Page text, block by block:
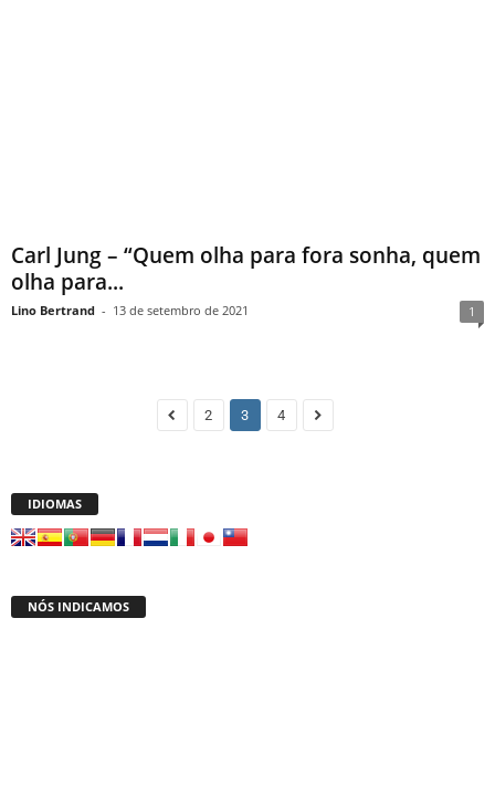
Carl Jung – “Quem olha para fora sonha, quem
olha para...
Lino Bertrand - 13 de setembro de 2021 1
2 3 4
IDIOMAS
NÓS INDICAMOS